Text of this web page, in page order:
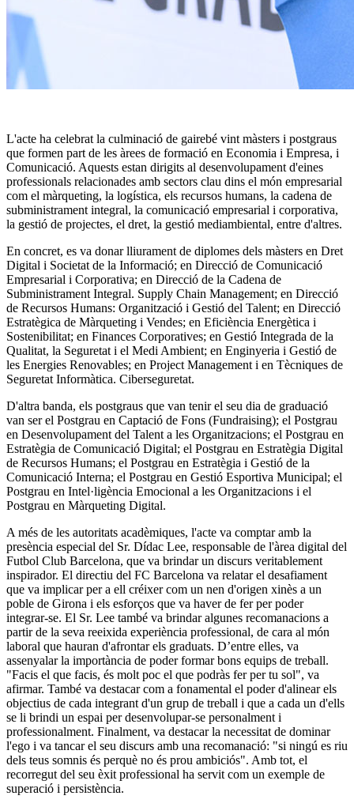
L'acte ha celebrat la culminació de gairebé vint màsters i postgraus
que formen part de les àrees de formació en Economia i Empresa, i
Comunicació. Aquests estan dirigits al desenvolupament d'eines
professionals relacionades amb sectors clau dins el món empresarial
com el màrqueting, la logística, els recursos humans, la cadena de
subministrament integral, la comunicació empresarial i corporativa,
la gestió de projectes, el dret, la gestió mediambiental, entre d'altres.
En concret, es va donar lliurament de diplomes dels màsters en Dret
Digital i Societat de la Informació; en Direcció de Comunicació
Empresarial i Corporativa; en Direcció de la Cadena de
Subministrament Integral. Supply Chain Management; en Direcció
de Recursos Humans: Organització i Gestió del Talent; en Direcció
Estratègica de Màrqueting i Vendes; en Eficiència Energètica i
Sostenibilitat; en Finances Corporatives; en Gestió Integrada de la
Qualitat, la Seguretat i el Medi Ambient; en Enginyeria i Gestió de
les Energies Renovables; en Project Management i en Tècniques de
Seguretat Informàtica. Ciberseguretat.
D'altra banda, els postgraus que van tenir el seu dia de graduació
van ser el Postgrau en Captació de Fons (Fundraising); el Postgrau
en Desenvolupament del Talent a les Organitzacions; el Postgrau en
Estratègia de Comunicació Digital; el Postgrau en Estratègia Digital
de Recursos Humans; el Postgrau en Estratègia i Gestió de la
Comunicació Interna; el Postgrau en Gestió Esportiva Municipal; el
Postgrau en Intel·ligència Emocional a les Organitzacions i el
Postgrau en Màrqueting Digital.
A més de les autoritats acadèmiques, l'acte va comptar amb la
presència especial del Sr. Dídac Lee, responsable de l'àrea digital del
Futbol Club Barcelona, ​​que va brindar un discurs veritablement
inspirador. El directiu del FC Barcelona va relatar el desafiament
que va implicar per a ell créixer com un nen d'origen xinès a un
poble de Girona i els esforços que va haver de fer per poder
integrar-se. El Sr. Lee també va brindar algunes recomanacions a
partir de la seva reeixida experiència professional, de cara al món
laboral que hauran d'afrontar els graduats. D’entre elles, va
assenyalar la importància de poder formar bons equips de treball.
"Facis el que facis, és molt poc el que podràs fer per tu sol", va
afirmar. També va destacar com a fonamental el poder d'alinear els
objectius de cada integrant d'un grup de treball i que a cada un d'ells
se li brindi un espai per desenvolupar-se personalment i
professionalment. Finalment, va destacar la necessitat de dominar
l'ego i va tancar el seu discurs amb una recomanació: "si ningú es riu
dels teus somnis és perquè no és prou ambiciós". Amb tot, el
recorregut del seu èxit professional ha servit com un exemple de
superació i persistència.